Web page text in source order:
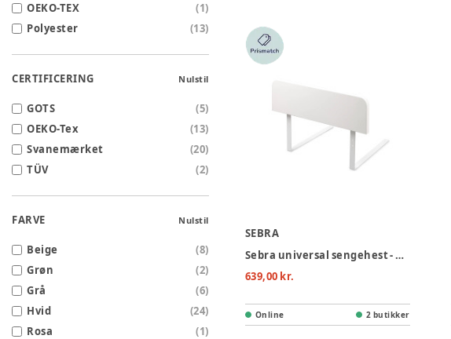
OEKO-TEX
(1)
Polyester
(13)
CERTIFICERING Nulstil
GOTS (5)
OEKO-Tex
(13)
Svanemærket
(20)
TÜV
(2)
FARVE Nulstil
Beige (8)
Grøn
(2)
Grå
(6)
Hvid
(24)
Rosa
(1)
SEBRA
Sebra universal sengehest - hvid
639,00 kr.
Online 2 butikker